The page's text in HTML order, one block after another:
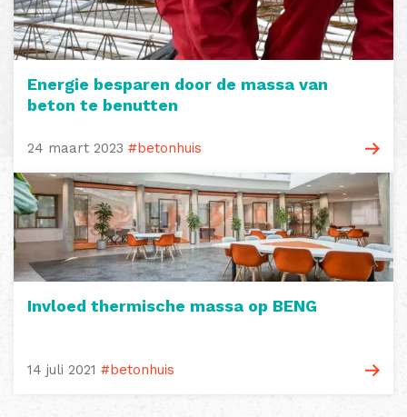
Energie besparen door de massa van
beton te benutten
24 maart 2023 #betonhuis
Invloed thermische massa op BENG
14 juli 2021 #betonhuis